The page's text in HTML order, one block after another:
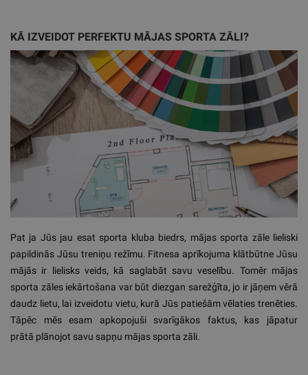
KĀ IZVEIDOT PERFEKTU MĀJAS SPORTA ZĀLI?
Pat ja Jūs jau esat sporta kluba biedrs, mājas sporta zāle lieliski
papildinās Jūsu treniņu režīmu. Fitnesa aprīkojuma klātbūtne Jūsu
mājās ir lielisks veids, kā saglabāt savu veselību. Tomēr mājas
sporta zāles iekārtošana var būt diezgan sarežģīta, jo ir jāņem vērā
daudz lietu, lai izveidotu vietu, kurā Jūs patiešām vēlaties trenēties.
Tāpēc mēs esam apkopojuši svarīgākos faktus, kas jāpatur
prātā plānojot savu sapņu mājas sporta zāli.